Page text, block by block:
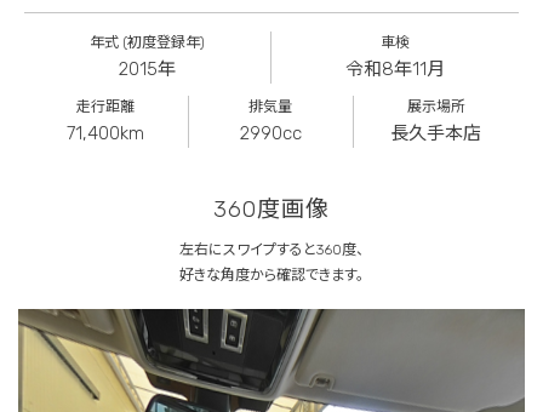
年式 (初度登録年)
2015年
車検
令和8年11月
走行距離
71,400km
排気量
2990cc
展示場所
長久手本店
360度画像
左右にスワイプすると360度、
好きな角度から確認できます。